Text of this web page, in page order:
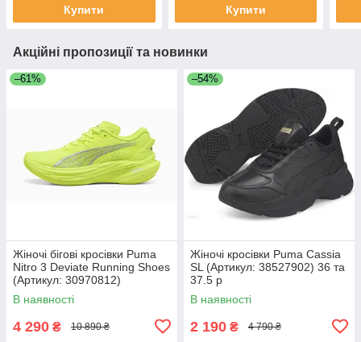
Купити Купити
Акційні пропозиції та новинки
–61%
Жіночі бігові кросівки Puma
Nitro 3 Deviate Running Shoes
(Артикул: 30970812)
В наявності
4 290 ₴ 10 890 ₴
–54%
Жіночі кросівки Puma Cassia
SL (Артикул: 38527902) 36 та
37.5 р
В наявності
2 190 ₴ 4 790 ₴